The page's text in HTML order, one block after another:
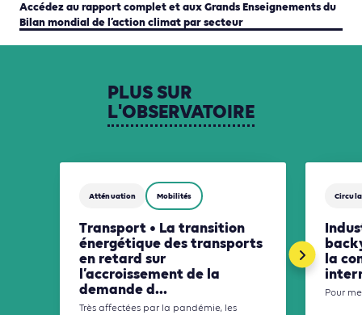
Accédez au rapport complet et aux Grands Enseignements du
Bilan mondial de l’action climat par secteur
PLUSSUR
L'OBSERVATOIRE
Atténuation Mobilités
Transport • La transition
énergétique des transports
en retard sur
l’accroissement de la
demande d...
Très affectées par la pandémie, les
la
Pour